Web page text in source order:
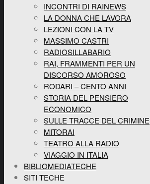
INCONTRI DI RAINEWS
LA DONNA CHE LAVORA
LEZIONI CON LA TV
MASSIMO CASTRI
RADIOSILLABARIO
RAI, FRAMMENTI PER UN
DISCORSO AMOROSO
RODARI – CENTO ANNI
STORIA DEL PENSIERO
ECONOMICO
SULLE TRACCE DEL CRIMINE
MITORAI
TEATRO ALLA RADIO
VIAGGIO IN ITALIA
BIBLIOMEDIATECHE
SITI TECHE